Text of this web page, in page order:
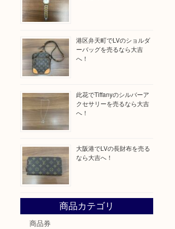
港区弁天町でLVのショルダ
ーバッグを売るなら大吉
へ！
此花でTiffanyのシルバーア
クセサリーを売るなら大吉
へ！
大阪港でLVの長財布を売る
なら大吉へ！
商品カテゴリ
商品券